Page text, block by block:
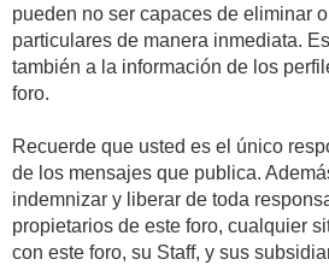
pueden no ser capaces de eliminar
particulares de manera inmediata.
también a la información de los
foro.
Recuerde que usted es el único
de los mensajes que publica.
indemnizar y liberar de toda
propietarios de este foro, cualquier
con este foro, su Staff, y sus